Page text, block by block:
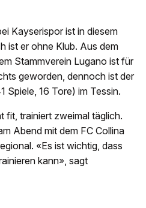
Kayserispor ist in diesem
ist er ohne Klub. Aus dem
Stammverein Lugano ist für
geworden, dennoch ist der
Spiele, 16 Tore) im Tessin.
fit, trainiert zweimal täglich.
Abend mit dem FC Collina
«Es ist wichtig, dass
kann», sagt